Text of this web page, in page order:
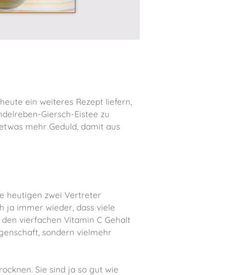
ein weiteres Rezept liefern,
Giersch-Eistee zu
mehr Geduld, damit aus
heutigen zwei Vertreter
ja immer wieder, dass viele
vierfachen Vitamin C Gehalt
sondern vielmehr
Sie sind ja so gut wie